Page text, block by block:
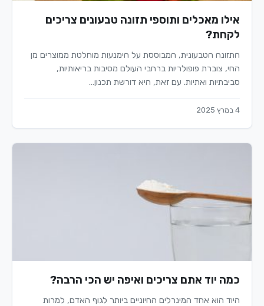
אילו מאכלים ותוספי תזונה טבעונים צריכים
לקחת?
התזונה הטבעונית, המבוססת על הימנעות מוחלטת ממוצרים מן
החי, צוברת פופולריות ברחבי העולם מסיבות בריאותיות,
סביבתיות ואתיות. עם זאת, היא דורשת תכנון…
4 במרץ 2025
כמה יוד אתם צריכים ואיפה יש הכי הרבה?
היוד הוא אחד המינרלים החיוניים ביותר לגוף האדם, למרות